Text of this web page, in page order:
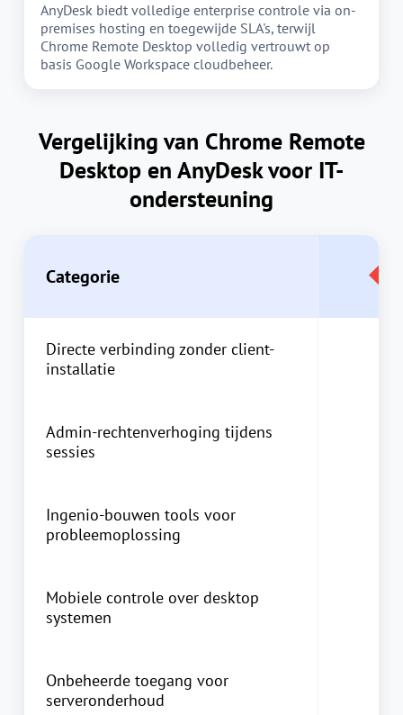
AnyDesk biedt volledige enterprise controle via on-
premises hosting en toegewijde SLA's, terwijl
Chrome Remote Desktop volledig vertrouwt op
basis Google Workspace cloudbeheer.
Vergelijking van Chrome Remote
Desktop en AnyDesk voor IT-
ondersteuning
Categorie
Directe verbinding zonder client-
installatie
Admin-rechtenverhoging tijdens
sessies
Ingenio-bouwen tools voor
probleemoplossing
Mobiele controle over desktop
systemen
Onbeheerde toegang voor
serveronderhoud